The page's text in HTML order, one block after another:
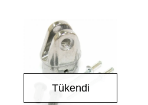
Tükendi